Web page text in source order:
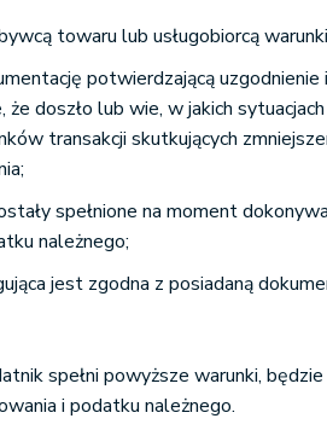
towaru lub usługobiorcą
potwierdzającą uzgodnienie
że doszło lub wie, w jakich
transakcji skutkujących
spełnione na moment
należnego;
jest zgodna z posiadaną
spełni powyższe warunki,
i podatku należnego.